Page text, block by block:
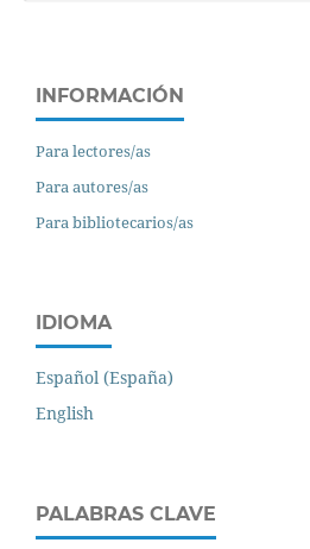
INFORMACIÓN
Para lectores/as
Para autores/as
Para bibliotecarios/as
IDIOMA
Español (España)
English
PALABRAS CLAVE